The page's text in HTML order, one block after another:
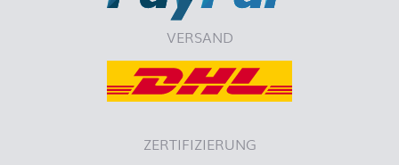
VERSAND
ZERTIFIZIERUNG